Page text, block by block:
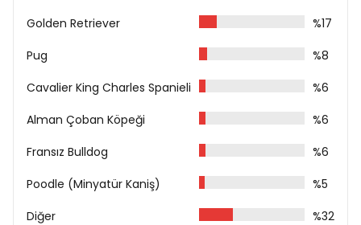
Golden Retriever
%17
Pug
%8
Cavalier King Charles Spanieli
%6
Alman Çoban Köpeği
%6
Fransız Bulldog
%6
Poodle (Minyatür Kaniş)
%5
Diğer
%32